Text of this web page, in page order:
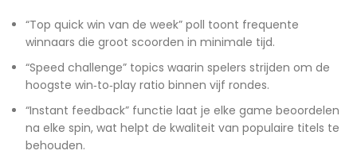
“Top quick win van de week” poll toont frequente
winnaars die groot scoorden in minimale tijd.
“Speed challenge” topics waarin spelers strijden om de
hoogste win‑to‑play ratio binnen vijf rondes.
“Instant feedback” functie laat je elke game beoordelen
na elke spin, wat helpt de kwaliteit van populaire titels te
behouden.